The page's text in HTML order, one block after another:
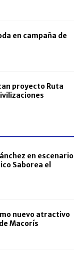
en campaña de
proyecto Ruta
en escenario
Saborea el
nuevo atractivo
Macorís